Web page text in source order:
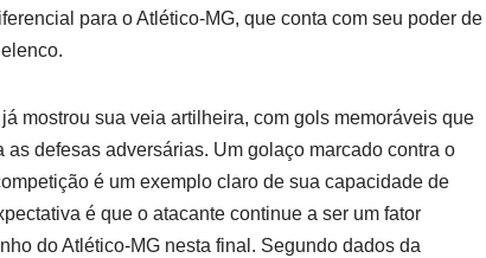
para o Atlético-MG, que conta com seu poder de
mostrou sua veia artilheira, com gols memoráveis que
as defesas adversárias. Um golaço marcado contra o
é um exemplo claro de sua capacidade de
é que o atacante continue a ser um fator
do Atlético-MG nesta final. Segundo dados da